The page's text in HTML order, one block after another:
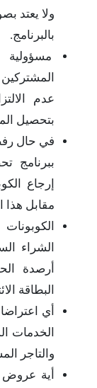
ولا يعتد
بالبرنامج.
مسؤولية
عدم
بتحصيل
في حال
ببرنامج
إرجاع
مقابل هذا
الشراء
أرصدة
البطاقة
أي
الخدمات
والتاجر
أية عروض